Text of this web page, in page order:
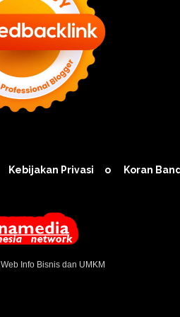
Kebijakan Privasi Koran
Web Info Bisnis dan UMKM